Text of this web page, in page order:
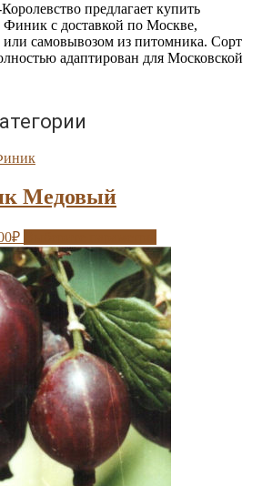
предлагает купить
с доставкой по Москве,
самовывозом из питомника. Сорт
адаптирован для Московской
Медовый
₽